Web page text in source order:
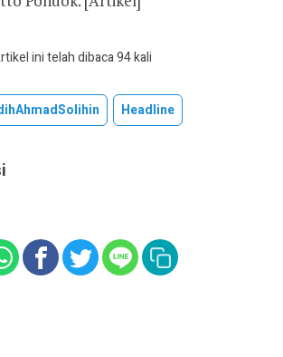
ini telah dibaca 94 kali
Headline